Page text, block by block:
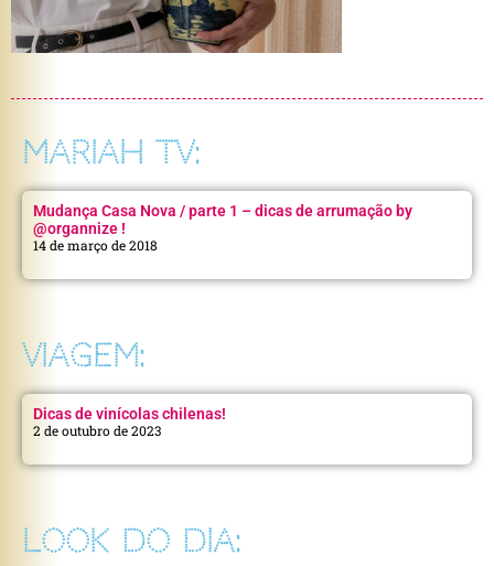
MARIAH TV:
Mudança Casa Nova / parte 1 – dicas de arrumação by
@organnize !
14 de março de 2018
VIAGEM:
Dicas de vinícolas chilenas!
2 de outubro de 2023
LOOK DO DIA: